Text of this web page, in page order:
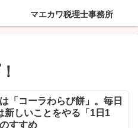
マエカワ税理士事務所
「コーラわらび餅」。毎日
新しいことをやる「1日1
すすめ